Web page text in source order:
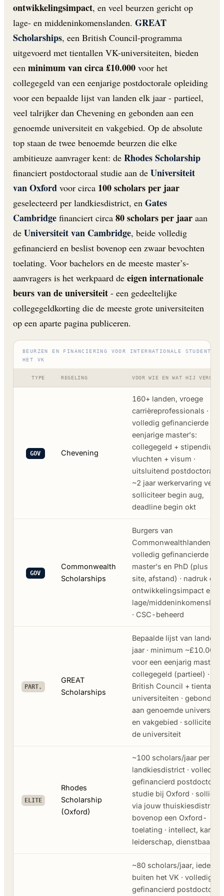
ontwikkelingsimpact, en veel beurzen gericht op
lage- en middeninkomenslanden. GREAT
Scholarships, een British Council-programma
uitgevoerd met tientallen VK-universiteiten, bieden
een minimum van circa £10.000 voor het
collegegeld van een eenjarige postdoctorale opleiding
voor een bepaalde lijst van landen elk jaar - partieel,
veel talrijker dan Chevening en gebonden aan een
genoemde universiteit en vakgebied. Op de absolute
top staan de twee benoemde beurzen die elke
ambitieuze aanvrager kent: de Rhodes Scholarship
financiert postdoctoraal studie aan de Universiteit
van Oxford voor circa 100 scholars per jaar
geselecteerd per landkiesdistrict, en Gates
Cambridge financiert circa 80 scholars per jaar aan
de Universiteit van Cambridge, beide volledig
gefinancierd en beslist bovenop een zwaar bevochten
toelating. Voor bachelors en de meeste master’s-
aanvragers is het werkpaard de eigen internationale
beurs van de universiteit - een gedeeltelijke
collegegeldkorting die de meeste grote universiteiten
op een aparte pagina publiceren.
BEURZEN EN FINANCIERING VOOR INTERNATIONALE STUDENTEN
HET VK
TYPE REGELING VOOR WIE EN WAT HIJ
GOV Chevening
160+ landen, vroege
carrièreprofessionals ·
volledig gefinancierde
eenjarige master's:
collegegeld + stipendium
vluchten + visum ·
uitsluitend postdoctoraal ·
~2 jaar werkervaring
solliciteer begin aug,
deadline begin okt
GOV
Commonwealth
Scholarships
Burgers van
Commonwealthlanden ·
volledig gefinancierde
master's en PhD (plus
site, afstand) · nadruk op
ontwikkelingsimpact en
lage/
· CSC-beheerd
PART.
GREAT
Scholarships
Bepaalde lijst van landen
jaar · minimum ~£10.000
voor een eenjarig
collegegeld (partieel) ·
British Council + tientallen
universiteiten · gebonden
aan genoemde universiteit
en vakgebied · solliciteer
de universiteit
ELITE
Rhodes
Scholarship
(Oxford)
~100 scholars/jaar per
landkiesdistrict · volledig
gefinancierd
studie bij Oxford ·
via jouw thuiskiesdistrict,
bovenop een Oxford-
toelating · intellect,
leiderschap,
~80 scholars/jaar,
buiten het VK · volledig
gefinancierd